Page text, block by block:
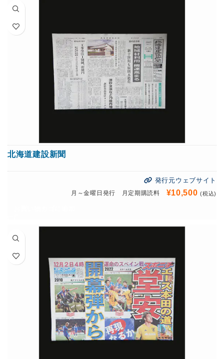
北海道建設新聞
発行元ウェブサイト
月～金曜日発行 月定期購読料 ¥10,500 (税込)